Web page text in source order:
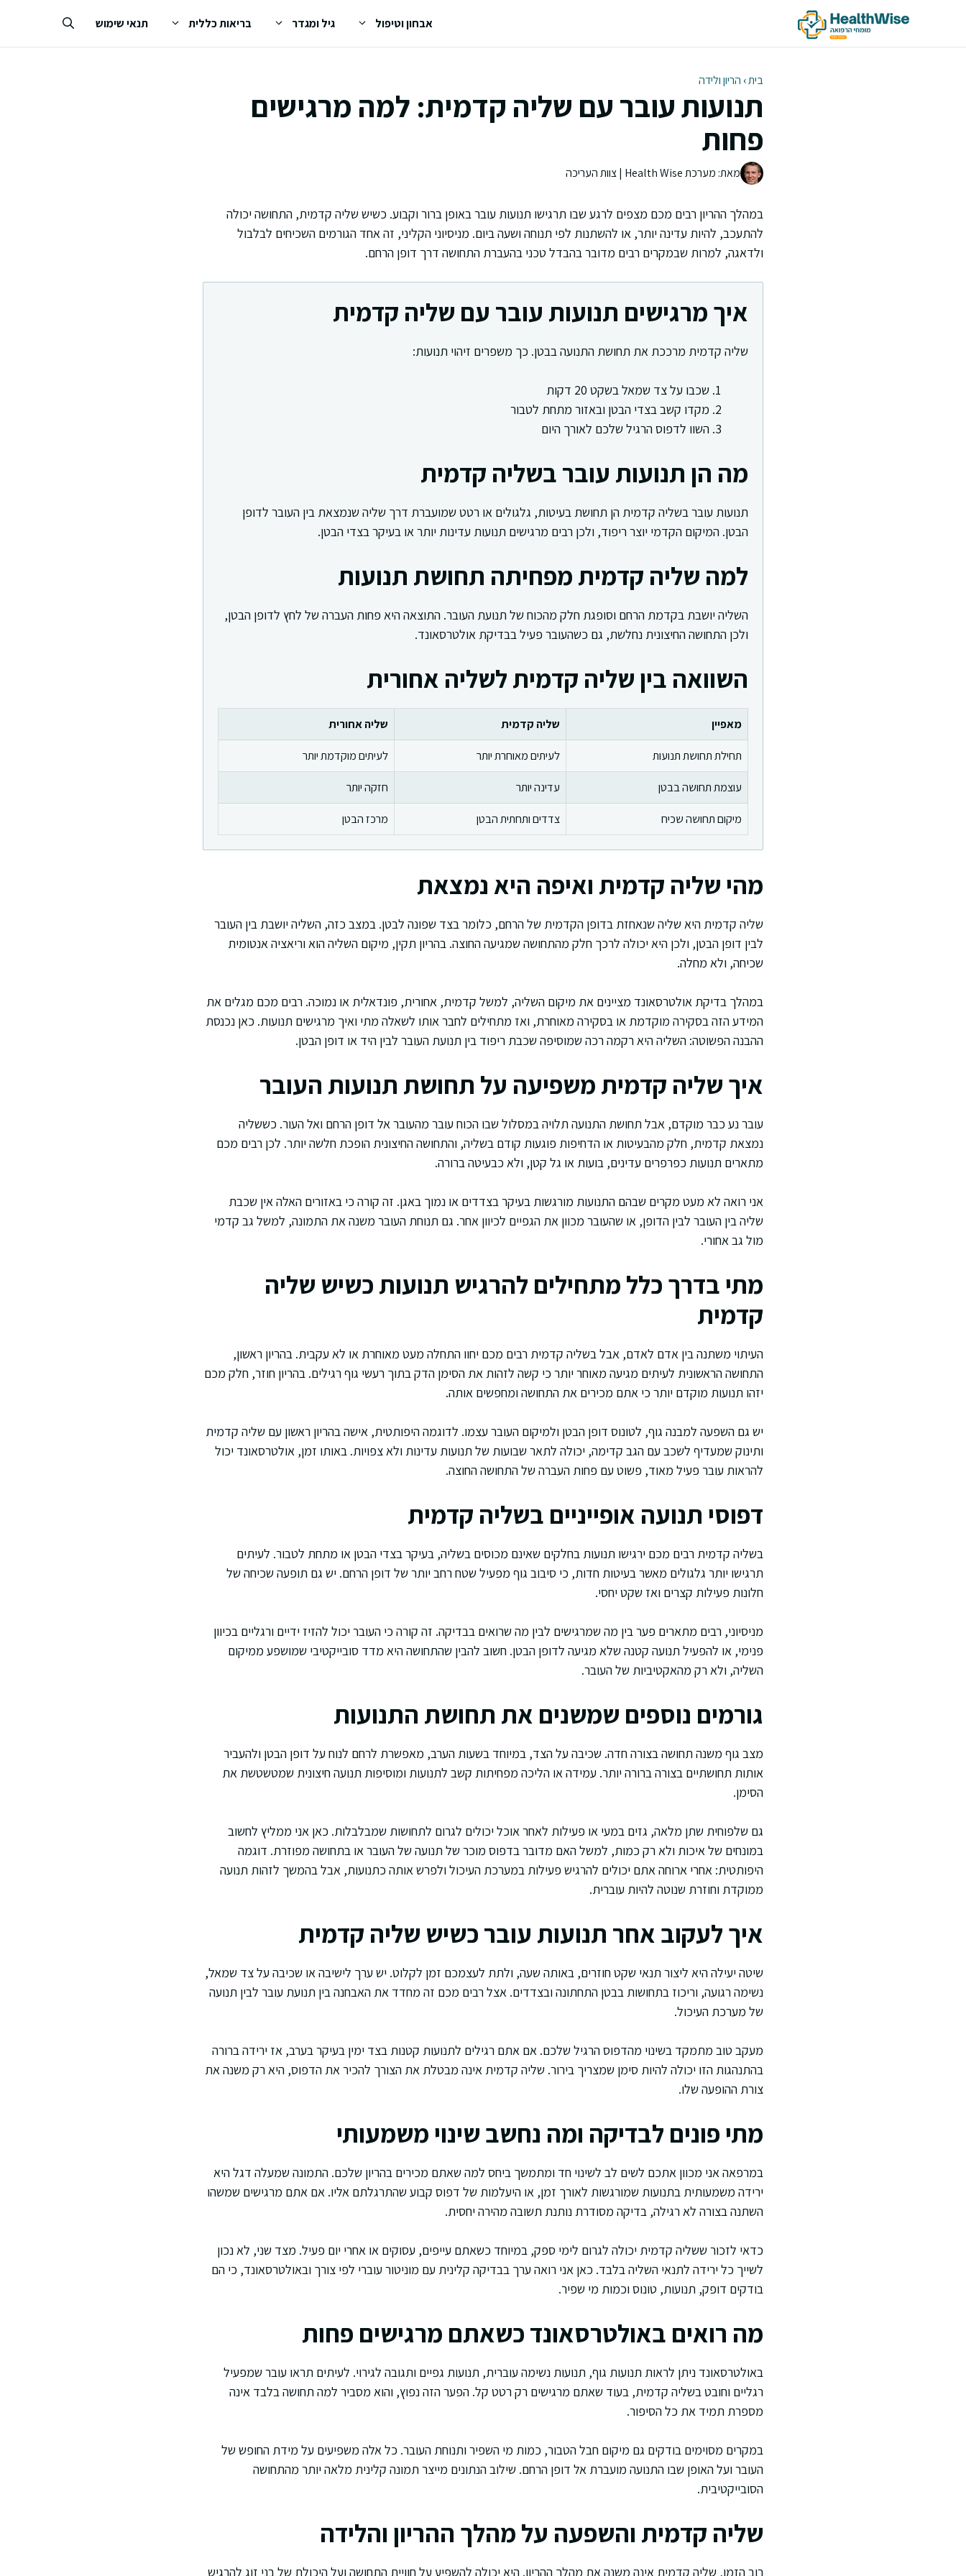
אבחון וטיפול גיל ומגדר בריאות כללית תנאי שימוש
בית› הריון ולידה
תנועות עובר עם שליה קדמית: למה מרגישים
פחות
מאת: מערכת Health Wise | צוות העריכה
במהלך ההריון רבים מכם מצפים לרגע שבו תרגישו תנועות עובר באופן ברור וקבוע. כשיש שליה קדמית, התחושה יכולה
להתעכב, להיות עדינה יותר, או להשתנות לפי תנוחה ושעה ביום. מניסיוני הקליני, זה אחד הגורמים השכיחים לבלבול
ולדאגה, למרות שבמקרים רבים מדובר בהבדל טכני בהעברת התחושה דרך דופן הרחם.
איך מרגישים תנועות עובר עם שליה קדמית
שליה קדמית מרככת את תחושת התנועה בבטן. כך משפרים זיהוי תנועות:
שכבו על צד שמאל בשקט 20 דקות
מקדו קשב בצדי הבטן ובאזור מתחת לטבור
השוו לדפוס הרגיל שלכם לאורך היום
מה הן תנועות עובר בשליה קדמית
תנועות עובר בשליה קדמית הן תחושת בעיטות, גלגולים או רטט שמועברת דרך שליה שנמצאת בין העובר לדופן
הבטן. המיקום הקדמי יוצר ריפוד, ולכן רבים מרגישים תנועות עדינות יותר או בעיקר בצדי הבטן.
למה שליה קדמית מפחיתה תחושת תנועות
השליה יושבת בקדמת הרחם וסופגת חלק מהכוח של תנועת העובר. התוצאה היא פחות העברה של לחץ לדופן הבטן,
ולכן התחושה החיצונית נחלשת, גם כשהעובר פעיל בבדיקת אולטרסאונד.
השוואה בין שליה קדמית לשליה אחורית
מאפיין שליה קדמית
שליה אחורית
תחילת תחושת תנועות
לעיתים מאוחרת יותר
לעיתים מוקדמת יותר
עוצמת תחושה בבטן
עדינה יותר
חזקה יותר
מיקום תחושה שכיח
צדדים ותחתית הבטן מרכז הבטן
מהי שליה קדמית ואיפה היא נמצאת
שליה קדמית היא שליה שנאחזת בדופן הקדמית של הרחם, כלומר בצד שפונה לבטן. במצב כזה, השליה יושבת בין העובר
לבין דופן הבטן, ולכן היא יכולה לרכך חלק מהתחושה שמגיעה החוצה. בהריון תקין, מיקום השליה הוא וריאציה אנטומית
שכיחה, ולא מחלה.
במהלך בדיקת אולטרסאונד מציינים את מיקום השליה, למשל קדמית, אחורית, פונדאלית או נמוכה. רבים מכם מגלים את
המידע הזה בסקירה מוקדמת או בסקירה מאוחרת, ואז מתחילים לחבר אותו לשאלה מתי ואיך מרגישים תנועות. כאן נכנסת
ההבנה הפשוטה: השליה היא רקמה רכה שמוסיפה שכבת ריפוד בין תנועת העובר לבין היד או דופן הבטן.
איך שליה קדמית משפיעה על תחושת תנועות העובר
עובר נע כבר מוקדם, אבל תחושת התנועה תלויה במסלול שבו הכוח עובר מהעובר אל דופן הרחם ואל העור. כששליה
נמצאת קדמית, חלק מהבעיטות או הדחיפות פוגעות קודם בשליה, והתחושה החיצונית הופכת חלשה יותר. לכן רבים מכם
מתארים תנועות כפרפרים עדינים, בועות או גל קטן, ולא כבעיטה ברורה.
אני רואה לא מעט מקרים שבהם התנועות מורגשות בעיקר בצדדים או נמוך באגן. זה קורה כי באזורים האלה אין שכבת
שליה בין העובר לבין הדופן, או שהעובר מכוון את הגפיים לכיוון אחר. גם תנוחת העובר משנה את התמונה, למשל גב קדמי
מול גב אחורי.
מתי בדרך כלל מתחילים להרגיש תנועות כשיש שליה
קדמית
העיתוי משתנה בין אדם לאדם, אבל בשליה קדמית רבים מכם יחוו התחלה מעט מאוחרת או לא עקבית. בהריון ראשון,
התחושה הראשונית לעיתים מגיעה מאוחר יותר כי קשה לזהות את הסימן הדק בתוך רעשי גוף רגילים. בהריון חוזר, חלק מכם
יזהו תנועות מוקדם יותר כי אתם מכירים את התחושה ומחפשים אותה.
יש גם השפעה למבנה גוף, לטונוס דופן הבטן ולמיקום העובר עצמו. לדוגמה היפותטית, אישה בהריון ראשון עם שליה קדמית
ותינוק שמעדיף לשכב עם הגב קדימה, יכולה לתאר שבועות של תנועות עדינות ולא צפויות. באותו זמן, אולטרסאונד יכול
להראות עובר פעיל מאוד, פשוט עם פחות העברה של התחושה החוצה.
דפוסי תנועה אופייניים בשליה קדמית
בשליה קדמית רבים מכם ירגישו תנועות בחלקים שאינם מכוסים בשליה, בעיקר בצדי הבטן או מתחת לטבור. לעיתים
תרגישו יותר גלגולים מאשר בעיטות חדות, כי סיבוב גוף מפעיל שטח רחב יותר של דופן הרחם. יש גם תופעה שכיחה של
חלונות פעילות קצרים ואז שקט יחסי.
מניסיוני, רבים מתארים פער בין מה שמרגישים לבין מה שרואים בבדיקה. זה קורה כי העובר יכול להזיז ידיים ורגליים בכיוון
פנימי, או להפעיל תנועה קטנה שלא מגיעה לדופן הבטן. חשוב להבין שהתחושה היא מדד סובייקטיבי שמושפע ממיקום
השליה, ולא רק מהאקטיביות של העובר.
גורמים נוספים שמשנים את תחושת התנועות
מצב גוף משנה תחושה בצורה חדה. שכיבה על הצד, במיוחד בשעות הערב, מאפשרת לרחם לנוח על דופן הבטן ולהעביר
אותות תחושתיים בצורה ברורה יותר. עמידה או הליכה מפחיתות קשב לתנועות ומוסיפות תנועה חיצונית שמטשטשת את
הסימן.
גם שלפוחית שתן מלאה, גזים במעי או פעילות לאחר אוכל יכולים לגרום לתחושות שמבלבלות. כאן אני ממליץ לחשוב
במונחים של איכות ולא רק כמות, למשל האם מדובר בדפוס מוכר של תנועה של העובר או בתחושה מפוזרת. דוגמה
היפותטית: אחרי ארוחה אתם יכולים להרגיש פעילות במערכת העיכול ולפרש אותה כתנועות, אבל בהמשך לזהות תנועה
ממוקדת וחוזרת שנוטה להיות עוברית.
איך לעקוב אחר תנועות עובר כשיש שליה קדמית
שיטה יעילה היא ליצור תנאי שקט חוזרים, באותה שעה, ולתת לעצמכם זמן לקלוט. יש ערך לישיבה או שכיבה על צד שמאל,
נשימה רגועה, וריכוז בתחושות בבטן התחתונה ובצדדים. אצל רבים מכם זה מחדד את האבחנה בין תנועת עובר לבין תנועה
של מערכת העיכול.
מעקב טוב מתמקד בשינוי מהדפוס הרגיל שלכם. אם אתם רגילים לתנועות קטנות בצד ימין בעיקר בערב, אז ירידה ברורה
בהתנהגות הזו יכולה להיות סימן שמצריך בירור. שליה קדמית אינה מבטלת את הצורך להכיר את הדפוס, היא רק משנה את
צורת ההופעה שלו.
מתי פונים לבדיקה ומה נחשב שינוי משמעותי
במרפאה אני מכוון אתכם לשים לב לשינוי חד ומתמשך ביחס למה שאתם מכירים בהריון שלכם. התמונה שמעלה דגל היא
ירידה משמעותית בתנועות שמורגשות לאורך זמן, או היעלמות של דפוס קבוע שהתרגלתם אליו. אם אתם מרגישים שמשהו
השתנה בצורה לא רגילה, בדיקה מסודרת נותנת תשובה מהירה יחסית.
כדאי לזכור ששליה קדמית יכולה לגרום לימי ספק, במיוחד כשאתם עייפים, עסוקים או אחרי יום פעיל. מצד שני, לא נכון
לשייך כל ירידה לתנאי השליה בלבד. כאן אני רואה ערך בבדיקה קלינית עם מוניטור עוברי לפי צורך ובאולטרסאונד, כי הם
בודקים דופק, תנועות, טונוס וכמות מי שפיר.
מה רואים באולטרסאונד כשאתם מרגישים פחות
באולטרסאונד ניתן לראות תנועות גוף, תנועות נשימה עוברית, תנועות גפיים ותגובה לגירוי. לעיתים תראו עובר שמפעיל
רגליים וחובט בשליה קדמית, בעוד שאתם מרגישים רק רטט קל. הפער הזה נפוץ, והוא מסביר למה תחושה בלבד אינה
מספרת תמיד את כל הסיפור.
במקרים מסוימים בודקים גם מיקום חבל הטבור, כמות מי השפיר ותנוחת העובר. כל אלה משפיעים על מידת החופש של
העובר ועל האופן שבו התנועה מועברת אל דופן הרחם. שילוב הנתונים מייצר תמונה קלינית מלאה יותר מהתחושה
הסובייקטיבית.
שליה קדמית והשפעה על מהלך ההריון והלידה
רוב הזמן, שליה קדמית אינה משנה את מהלך ההריון. היא יכולה להשפיע על חוויית התחושה ועל היכולת של בני זוג להרגיש